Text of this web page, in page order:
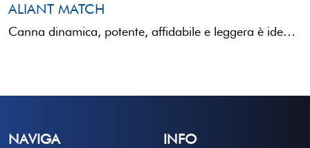
ALIANT MATCH
Canna dinamica, potente, affidabile e leggera è ideale per la pesca sia in mare che in acqua dolce. ...
NAVIGA INFO